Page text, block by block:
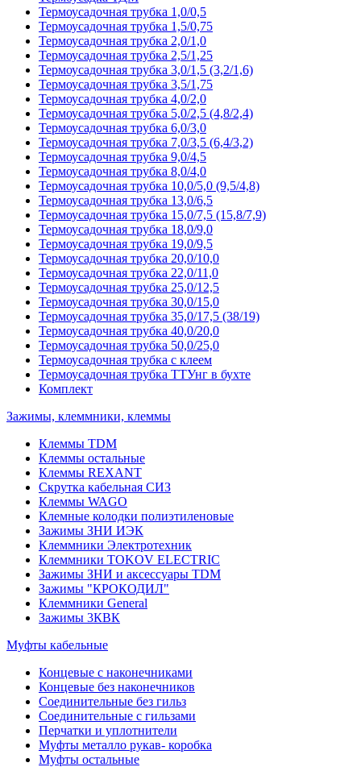
Термоусадочная трубка 1,0/0,5
Термоусадочная трубка 1,5/0,75
Термоусадочная трубка 2,0/1,0
Термоусадочная трубка 2,5/1,25
Термоусадочная трубка 3,0/1,5 (3,2/1,6)
Термоусадочная трубка 3,5/1,75
Термоусадочная трубка 4,0/2,0
Термоусадочная трубка 5,0/2,5 (4,8/2,4)
Термоусадочная трубка 6,0/3,0
Термоусадочная трубка 7,0/3,5 (6,4/3,2)
Термоусадочная трубка 9,0/4,5
Термоусадочная трубка 8,0/4,0
Термоусадочная трубка 10,0/5,0 (9,5/4,8)
Термоусадочная трубка 13,0/6,5
Термоусадочная трубка 15,0/7,5 (15,8/7,9)
Термоусадочная трубка 18,0/9,0
Термоусадочная трубка 19,0/9,5
Термоусадочная трубка 20,0/10,0
Термоусадочная трубка 22,0/11,0
Термоусадочная трубка 25,0/12,5
Термоусадочная трубка 30,0/15,0
Термоусадочная трубка 35,0/17,5 (38/19)
Термоусадочная трубка 40,0/20,0
Термоусадочная трубка 50,0/25,0
Термоусадочная трубка с клеем
Термоусадочная трубка ТТУнг в бухте
Комплект
Зажимы, клеммники, клеммы
Клеммы TDM
Клеммы остальные
Клеммы REXANT
Скрутка кабельная СИЗ
Клеммы WAGO
Клемные колодки полиэтиленовые
Зажимы ЗНИ ИЭК
Клеммники Электротехник
Клеммники TOKOV ELECTRIC
Зажимы ЗНИ и аксессуары TDM
Зажимы "КРОКОДИЛ"
Клеммники General
Зажимы 3КВК
Муфты кабельные
Концевые с наконечниками
Концевые без наконечников
Соединительные без гильз
Соединительные с гильзами
Перчатки и уплотнители
Муфты металло рукав- коробка
Муфты остальные